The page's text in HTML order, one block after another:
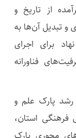
از تاریخ و
تبدیل آن‌ها به
برای اجرای
فناورانه
رشد پارک علم و
فرهنگی استان،